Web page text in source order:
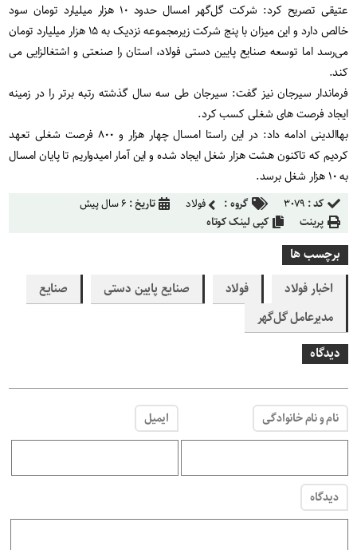
عتیقی تصریح کرد: شرکت گل‌گهر امسال حدود ۱۰ هزار میلیارد تومان سود
خالص دارد و این میزان با پنج شرکت زیرمجموعه نزدیک به ۱۵ هزار میلیارد تومان
می‌رسد اما توسعه صنایع پایین دستی فولاد، استان را صنعتی و اشتغالزایی می
کند.
فرماندار سیرجان نیز گفت: سیرجان طی سه سال گذشته رتبه برتر را در زمینه
ایجاد فرصت های شغلی کسب کرد.
بهاالدینی ادامه داد: در این راستا امسال چهار هزار و ۸۰۰ فرصت شغلی تعهد
کردیم که تاکنون هشت هزار شغل ایجاد شده و این آمار امیدواریم تا پایان امسال
به ۱۰ هزار شغل برسد.
کد : ۳۰۷۹ گروه : فولاد تاریخ : ۶ سال پیش
پرینت
کپی لینک کوتاه
برچسب ها
اخبار فولاد
فولاد صنایع پایین دستی
صنایع
مدیرعامل گل‌گهر
دیدگاه
نام و نام خانوادگی ایمیل
دیدگاه